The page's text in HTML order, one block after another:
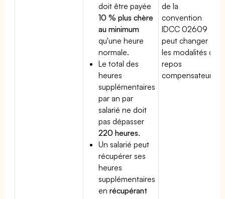
doit être payée
10 % plus chère
au minimum
qu'une heure
normale.
Le total des
heures
supplémentaires
par an par
salarié ne doit
pas dépasser
220 heures.
Un salarié peut
récupérer ses
heures
supplémentaires
enrécupérant
de la
convention
IDCC 02609
peut changer
les modalités du
repos
compensateur.